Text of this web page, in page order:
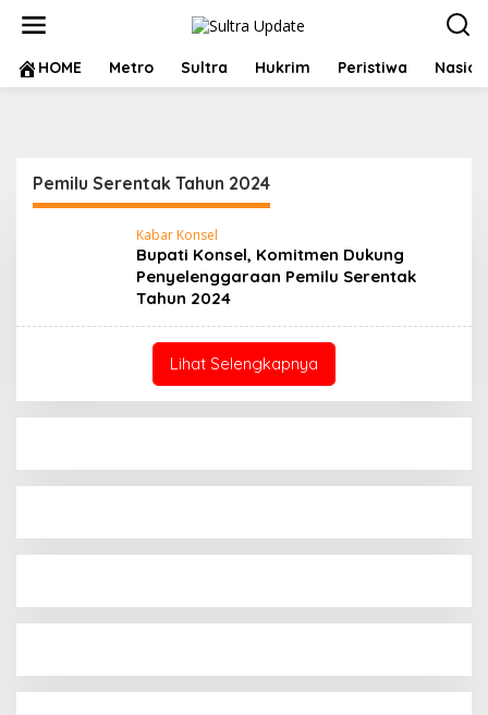
HOME Metro Sultra Hukrim Peristiwa
Pemilu Serentak Tahun 2024
Kabar Konsel
Bupati Konsel, Komitmen Dukung
Penyelenggaraan Pemilu Serentak
Tahun 2024
Lihat Selengkapnya